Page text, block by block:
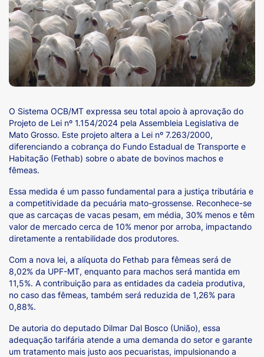
O Sistema OCB/MT expressa seu total apoio à aprovação do
Projeto de Lei nº 1.154/2024 pela Assembleia Legislativa de
Mato Grosso. Este projeto altera a Lei nº 7.263/2000,
diferenciando a cobrança do Fundo Estadual de Transporte e
Habitação (Fethab) sobre o abate de bovinos machos e
fêmeas.
Essa medida é um passo fundamental para a justiça tributária e
a competitividade da pecuária mato-grossense. Reconhece-se
que as carcaças de vacas pesam, em média, 30% menos e têm
valor de mercado cerca de 10% menor por arroba, impactando
diretamente a rentabilidade dos produtores.
Com a nova lei, a alíquota do Fethab para fêmeas será de
8,02% da UPF-MT, enquanto para machos será mantida em
11,5%. A contribuição para as entidades da cadeia produtiva,
no caso das fêmeas, também será reduzida de 1,26% para
0,88%.
De autoria do deputado Dilmar Dal Bosco (União), essa
adequação tarifária atende a uma demanda do setor e garante
um tratamento mais justo aos pecuaristas, impulsionando a